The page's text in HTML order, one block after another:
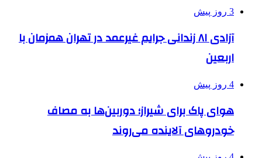
3 روز پیش
آزادی ۸۱ زندانی جرایم غیرعمد در تهران همزمان با
اربعین
4 روز پیش
هوای پاک برای شیراز؛ دوربین‌ها به مصاف
خودروهای آلاینده می‌روند